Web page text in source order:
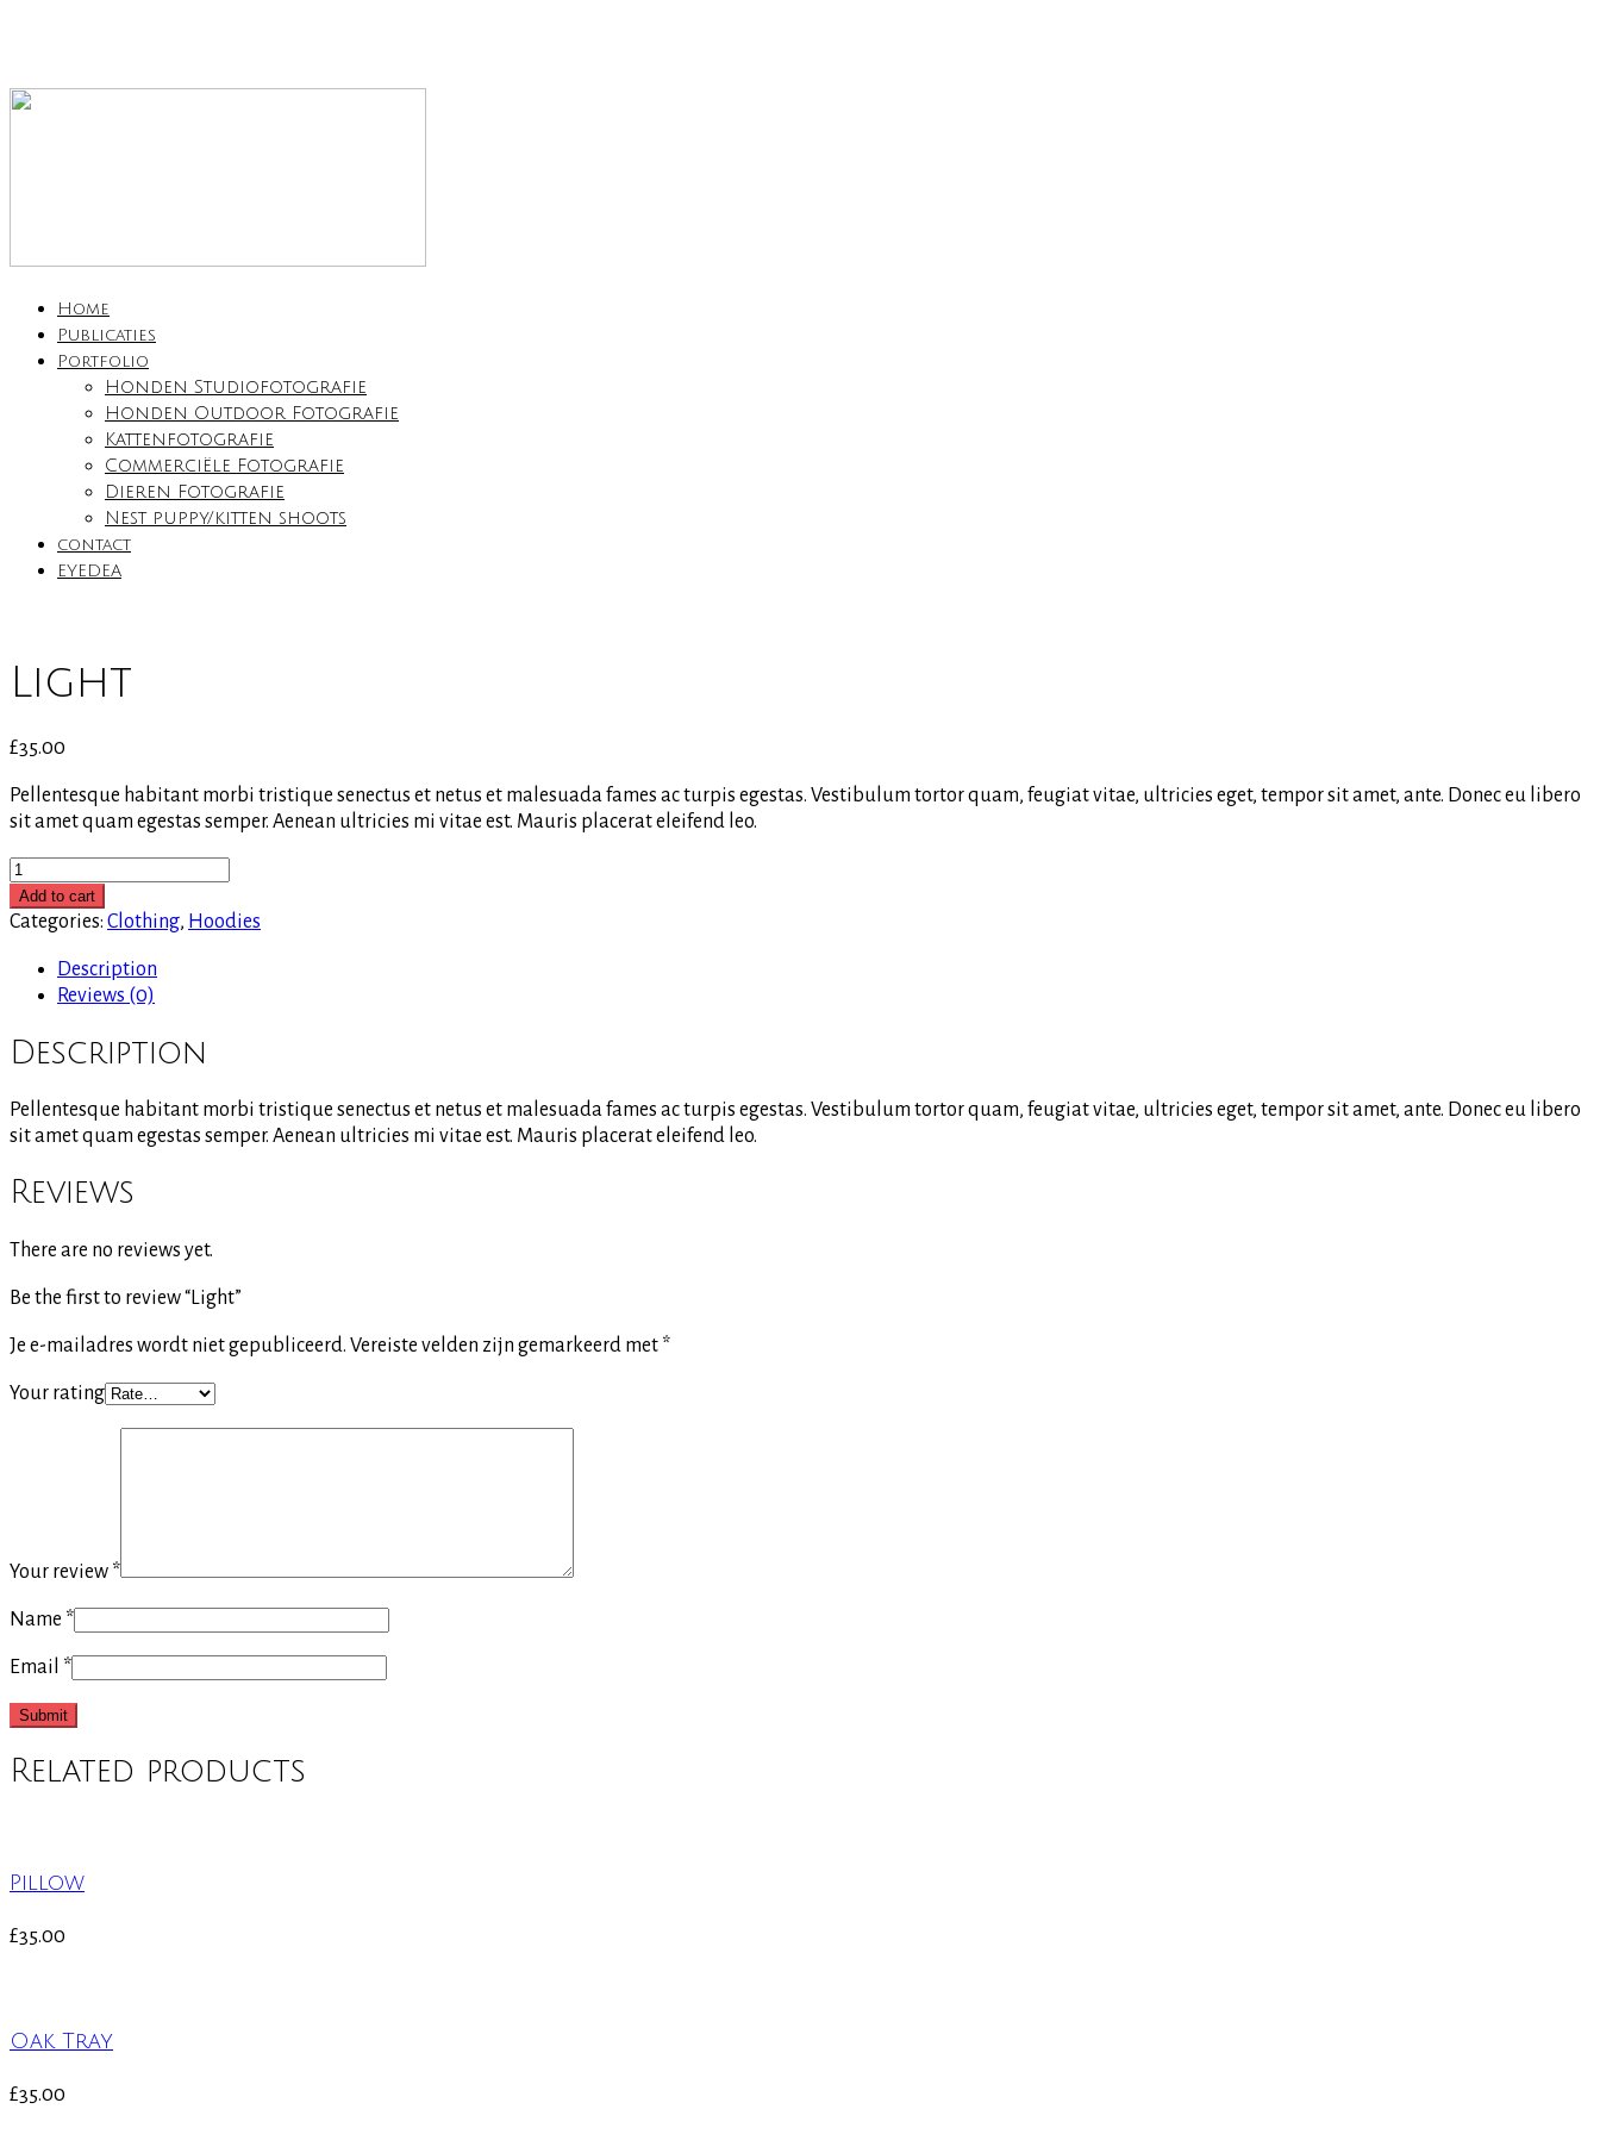
Home
Publicaties
Portfolio
Honden Studiofotografie
Honden Outdoor Fotografie
Kattenfotografie
Commerciële Fotografie
Dieren Fotografie
Nest puppy/kitten shoots
contact
EYEDEA
Light
£35.00
Pellentesque habitant morbi tristique senectus et netus et malesuada fames ac turpis egestas. Vestibulum tortor quam, feugiat vitae, ultricies eget, tempor sit amet, ante. Donec eu libero
sit amet quam egestas semper. Aenean ultricies mi vitae est. Mauris placerat eleifend leo.
Light
quantity
Add to cart
Categories: Clothing, Hoodies
Description
Reviews (0)
Description
Pellentesque habitant morbi tristique senectus et netus et malesuada fames ac turpis egestas. Vestibulum tortor quam, feugiat vitae, ultricies eget, tempor sit amet, ante. Donec eu libero
sit amet quam egestas semper. Aenean ultricies mi vitae est. Mauris placerat eleifend leo.
Reviews
There are no reviews yet.
Be the first to review “Light”
Je e-mailadres wordt niet gepubliceerd. Vereiste velden zijn gemarkeerd met *
Your rating
Your review *
Name *
Email *
Related products
Pillow
£35.00
Oak Tray
£35.00